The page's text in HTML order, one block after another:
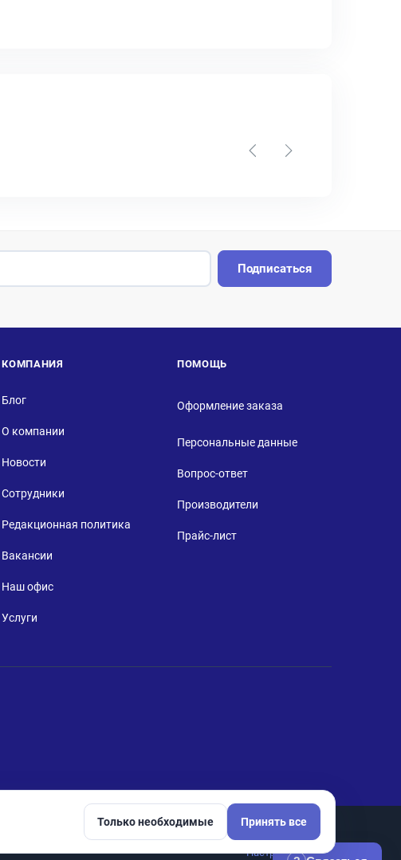
Подписаться
КОМПАНИЯ
Блог
О компании
Новости
Сотрудники
Редакционная политика
Вакансии
Наш офис
Услуги
ПОМОЩЬ
Оформление заказа
Персональные данные
Вопрос-ответ
Производители
Прайс-лист
Настройки cookie
Только необходимые Принять все